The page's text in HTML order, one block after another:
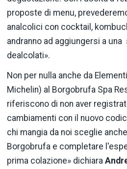
proposte di menu,
analcolici con cocktail,
andranno ad aggiungersi a una
dealcolati».
Non per nulla anche da
Michelin) al Borgobrufa Spa
riferiscono di non aver
cambiamenti con il nuovo
chi mangia da noi sceglie
Borgobrufa e completare
prima colazione» dichiara